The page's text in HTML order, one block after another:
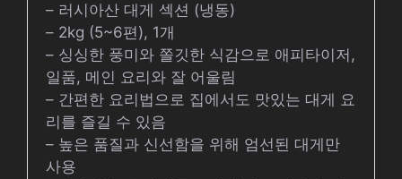
– 러시아산 대게 섹션 (냉동)
– 2kg (5~6편), 1개
– 싱싱한 풍미와 쫄깃한 식감으로 애피타이저,
일품, 메인 요리와 잘 어울림
– 간편한 요리법으로 집에서도 맛있는 대게 요
리를 즐길 수 있음
– 높은 품질과 신선함을 위해 엄선된 대게만
사용